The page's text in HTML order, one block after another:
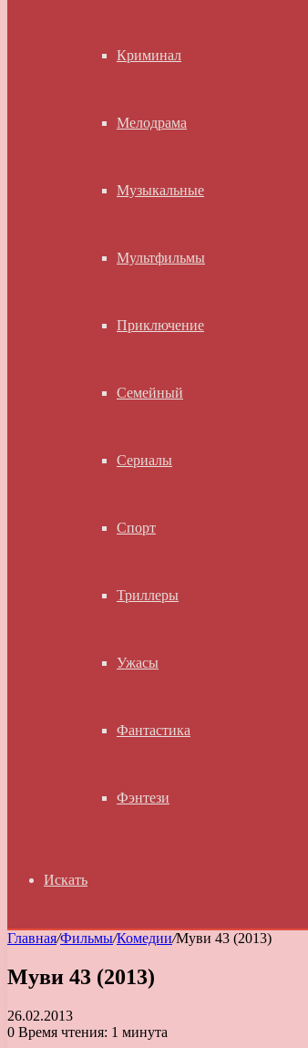
Криминал
Мелодрама
Музыкальные
Мультфильмы
Приключение
Семейный
Сериалы
Спорт
Триллеры
Ужасы
Фантастика
Фэнтези
Искать
Главная/Фильмы/Комедии/Муви 43 (2013)
Муви 43 (2013)
26.02.2013
0 Время чтения: 1 минута